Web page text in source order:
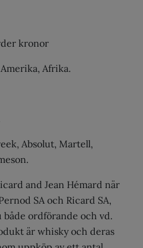
kronor
Afrika.
Absolut, Martell,
and Jean Hémard när
SA och Ricard SA,
både ordförande och vd.
är whisky och deras